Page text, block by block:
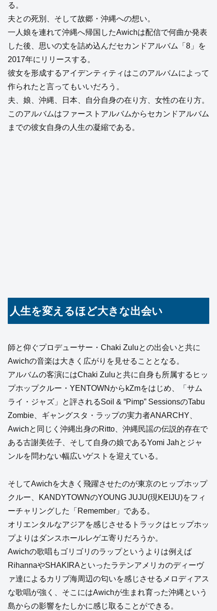
る。
夫との死別、そして故郷・沖縄への想い。
一人娘を連れて沖縄へ帰国したAwichは配信で何曲か発表
した後、思いの丈を詰め込んだセカンドアルバム「8」を
2017年にリリースする。
彼女を形成するアイデンティティはこのアルバムによって
作られたと言ってもいいだろう。
夫、娘、沖縄、日本、自分自身の在り方、女性の在り方。
このアルバムはファーストアルバムからセカンドアルバム
までの彼女自身の人生の凝縮である。
人生を変えるほど大きな出会い
師と仰ぐプロデューサー・Chaki Zuluとの出会いと共に
Awichの音楽は大きく広がりを見せることとなる。
アルバムの客演にはChaki Zuluと共に自身も所属するヒッ
プホップクルー・YENTOWNからkZmをはじめ、「サム
ライ・ジャズ」と評されるSoil & “Pimp” SessionsのTabu
Zombie、ギャングスタ・ラップの実力者ANARCHY、
Awichと同じく沖縄出身のRitto、沖縄民謡の伝説的存在で
ある古謝美佐子、そして自身の娘であるYomi Jahとジャ
ンルを問わない幅広いゲストを迎えている。
そしてAwichを大きく飛躍させたのが東京のヒップホップ
クルー、KANDYTOWNのYOUNG JUJU(現KEIJU)をフィ
ーチャリングした「Remember」である。
オリエンタルなアジアを感じさせるトラックはヒップホッ
プよりはダンスホールレゲエ寄りだろうか。
Awichの歌唱もゴリゴリのラップというよりは例えば
RihannaやSHAKIRAといったラテンアメリカのディーヴ
ァ達によるカリブ海周辺の匂いを感じさせるメロディアス
な歌唱が強く、そこにはAwichが生まれ育った沖縄という
島からの影響をたしかに感じ取ることができる。